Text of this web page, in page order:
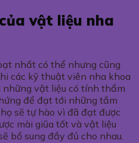
vật liệu nha
nhất có thể nhưng cũng
các kỹ thuật viên nha khoa
những vật liệu có tính thẩm
để đạt tới những tầm
sẽ tự hào vì đã đạt được
mài giũa tốt và vật liệu
bổ sung đầy đủ cho nhau.